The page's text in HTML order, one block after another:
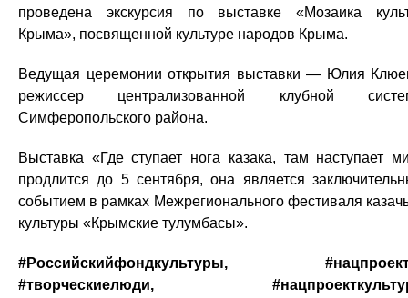
проведена экскурсия по выставке «Мозаика
Крыма», посвященной культуре народов Крыма.
Ведущая церемонии открытия выставки — Юлия
режиссер централизованной клубной
Симферопольского района.
Выставка «Где ступает нога казака, там наступает
продлится до 5 сентября, она является
событием в рамках Межрегионального фестиваля
культуры «Крымские тулумбасы».
#Российскийфондкультуры,
#творческиелюди,